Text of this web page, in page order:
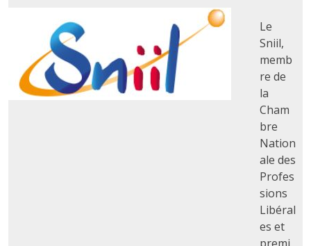
Le
Sniil,
memb
re de
la
Cham
bre
Nation
ale des
Profes
sions
Libéral
es et
premi